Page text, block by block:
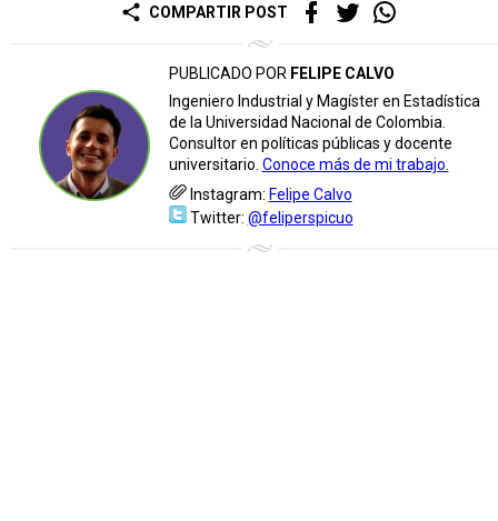
share COMPARTIR POST
PUBLICADO POR FELIPE CALVO
Ingeniero Industrial y Magíster en Estadística
de la Universidad Nacional de Colombia.
Consultor en políticas públicas y docente
universitario. Conoce más de mi trabajo.
Instagram: Felipe Calvo
Twitter: @feliperspicuo